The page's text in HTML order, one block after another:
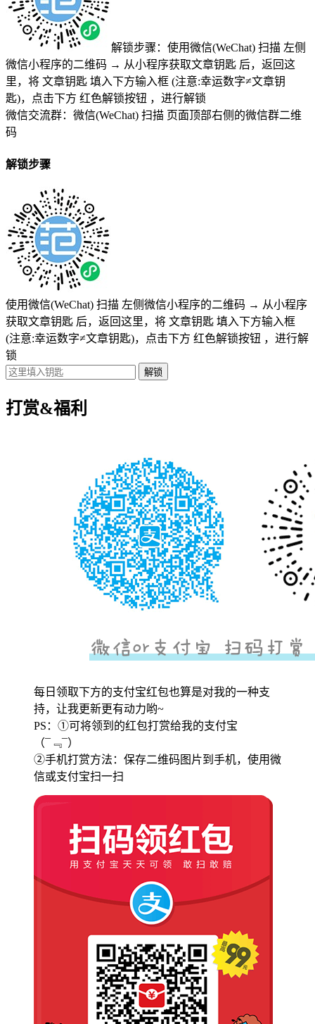
解锁步骤：使用微信(WeChat) 扫描 左侧
微信小程序的二维码 → 从小程序获取文章钥匙 后，返回这
里，将 文章钥匙 填入下方输入框 (注意:幸运数字≠文章钥
匙)，点击下方 红色解锁按钮 ，进行解锁
微信交流群：微信(WeChat) 扫描 页面顶部右侧的微信群二维
码
解锁步骤
使用微信(WeChat) 扫描 左侧微信小程序的二维码 → 从小程序
获取文章钥匙 后，返回这里，将 文章钥匙 填入下方输入框
(注意:幸运数字≠文章钥匙)，点击下方 红色解锁按钮 ，进行解
锁
打赏&福利
每日领取下方的支付宝红包也算是对我的一种支
持，让我更新更有动力哟~
PS：①可将领到的红包打赏给我的支付宝
（¯﹃¯）
②手机打赏方法：保存二维码图片到手机，使用微
信或支付宝扫一扫